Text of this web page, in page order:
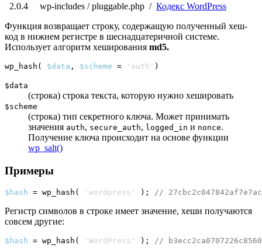
2.0.4 wp-includes / pluggable.php / Кодекс WordPress
Функция возвращает строку, содержащую полученный хеш-
код в нижнем регистре в шеснадцатеричной системе.
Использует алгоритм хеширования md5.
wp_hash ( $data , $scheme = 'auth' )
$data
(строка) строка текста, которую нужно хешировать
$scheme
(строка) тип секретного ключа. Может принимать
значения auth, secure_auth, logged_in и nonce.
Получение ключа происходит на основе функции
wp_salt()
Примеры
$hash = wp_hash ( 'wordpress' ) ; //
Регистр символов в строке имеет значение, хеши получаются
совсем другие:
$hash = wp_hash ( 'WordPress' ) ; //